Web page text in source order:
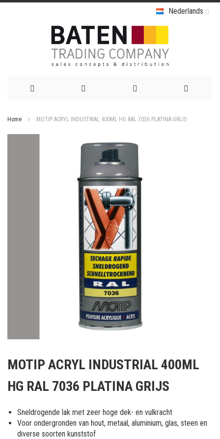
Nederlands
Home MOTIP ACRYL INDUSTRIAL 400ML HG RAL 7036 PLATINA GRIJS
het
van
afbeeldingen-
gallerij
MOTIP ACRYL INDUSTRIAL 400ML
HG RAL 7036 PLATINA GRIJS
Sneldrogende lak met zeer hoge dek- en vulkracht
Voor ondergronden van hout, metaal, aluminium, glas, steen en
diverse soorten kunststof